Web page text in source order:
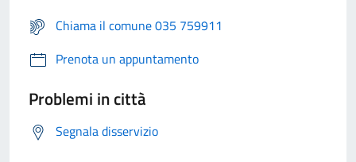
Chiama il comune 035 759911
Prenota un appuntamento
Problemi in città
Segnala disservizio